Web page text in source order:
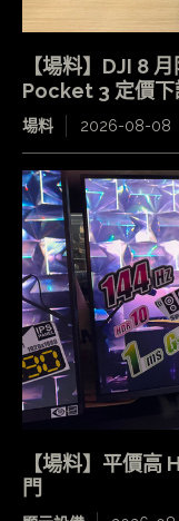
【場料】DJI 8
Pocket 3 定價下
場料 2026-08-08
【場料】平價
門